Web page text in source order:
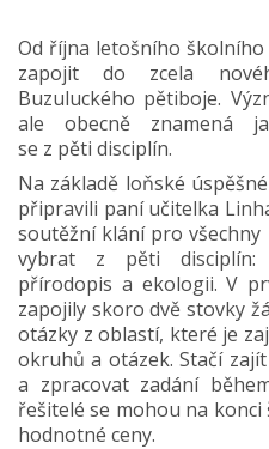
Od října letošního
zapojit do zcela
Buzuluckého pětiboje.
ale obecně znamená
se z pěti disciplín.
Na základě loňské
připravili paní učitelka
soutěžní klání pro všechny
vybrat z pěti disciplín:
přírodopis a ekologii. V
zapojily skoro dvě stovky
otázky z oblastí, které je
okruhů a otázek. Stačí
a zpracovat zadání
řešitelé se mohou na
hodnotné ceny.